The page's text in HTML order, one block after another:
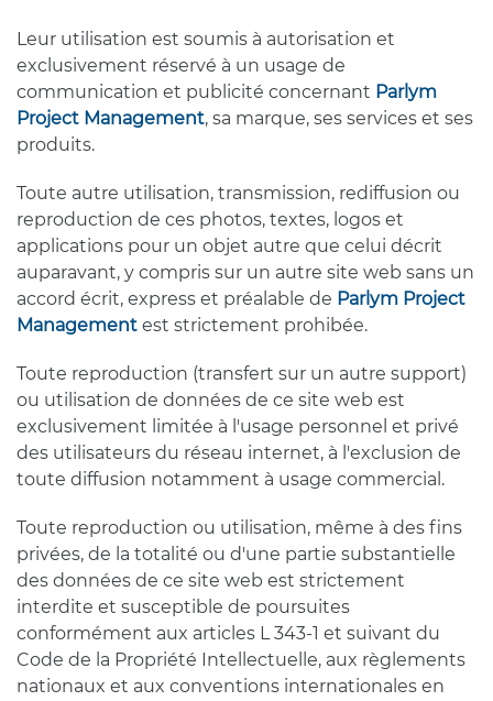
Leur utilisation est soumis à autorisation et
exclusivement réservé à un usage de
communication et publicité concernant Parlym
Project Management, sa marque, ses services et ses
produits.
Toute autre utilisation, transmission, rediffusion ou
reproduction de ces photos, textes, logos et
applications pour un objet autre que celui décrit
auparavant, y compris sur un autre site web sans un
accord écrit, express et préalable de Parlym Project
Management est strictement prohibée.
Toute reproduction (transfert sur un autre support)
ou utilisation de données de ce site web est
exclusivement limitée à l'usage personnel et privé
des utilisateurs du réseau internet, à l'exclusion de
toute diffusion notamment à usage commercial.
Toute reproduction ou utilisation, même à des fins
privées, de la totalité ou d'une partie substantielle
des données de ce site web est strictement
interdite et susceptible de poursuites
conformément aux articles L 343-1 et suivant du
Code de la Propriété Intellectuelle, aux règlements
nationaux et aux conventions internationales en